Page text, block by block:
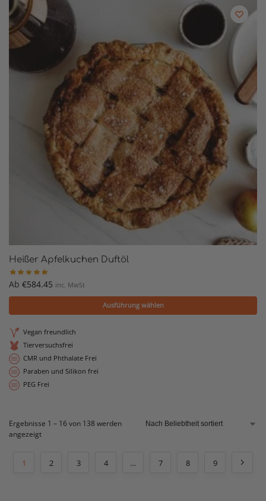
Heißer Apfelkuchen Duftöl
Ab €584.45 inc. MwSt
Ausführung wählen
Vegan freundlich
Tierversuchsfrei
CMR und Phthalate Frei
Paraben und Silikon frei
PEG Frei
Ergebnisse 1 – 16 von 138 werden
angezeigt
1 2 3 4 … 7 8 9